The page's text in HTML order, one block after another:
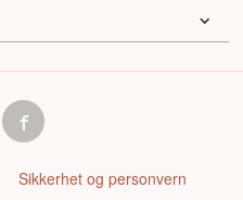
Sikkerhet og personvern